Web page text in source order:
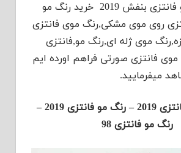
هایی از رنگ مو فانتزی بنفش 2019 خرید رنگ مو
روی موی مشکی,رنگ موی فانتزی
موی ژله ای,رنگ مو,فانتزی
موی فانتزی صورتی فراهم اورده ایم
میفرمایید.
مدل رنگ مو فانتزی 2019 – رنگ مو فانتزی 2019 –
رنگ مو فانتزی 98